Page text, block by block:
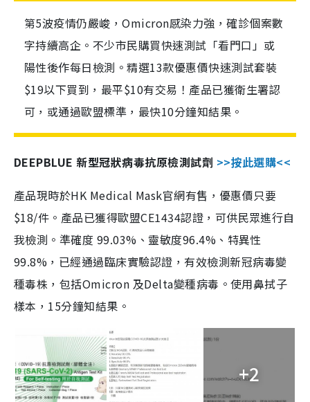
第5波疫情仍嚴峻，Omicron感染力強，確診個案數
字持續高企。不少市民購買快速測試「看門口」或
陽性後作每日檢測。精選13款優惠價快速測試套裝
$19以下買到，最平$10有交易！產品已獲衛生署認
可，或通過歐盟標準，最快10分鐘知結果。
DEEPBLUE 新型冠狀病毒抗原檢測試劑 >>按此選購<<
產品現時於HK Medical Mask官網有售，優惠價只要
$18/件。產品已獲得歐盟CE1434認證，可供民眾進行自
我檢測。準確度 99.03%、靈敏度96.4%、特異性
99.8%，已經通過臨床實驗認證，有效檢測新冠病毒變
種毒株，包括Omicron 及Delta變種病毒。使用鼻拭子
樣本，15分鐘知結果。
+2